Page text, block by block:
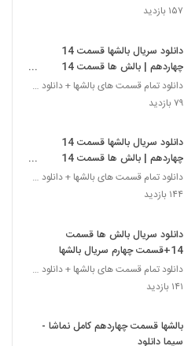
فارسی
۱۵۷ بازدید
دانلود سریال بالشها قسمت 14
چهاردهم | بالش ها قسمت 14
چهاردهم - سیما دانلود را بخاطر
بسپارید
دانلود تمام قسمت های بالشها + دانلود قسمت 14 چهارد
۷۹ بازدید
دانلود سریال بالشها قسمت 14
چهاردهم | بالش ها قسمت 14
چهاردهم - سیما دانلود - مرجع فیلم
ایرانی
دانلود تمام قسمت های بالشها + دانلود قسمت 14 چهارد
۱۴۴ بازدید
دانلود سریال بالش ها قسمت
14+قسمت چهارم سریال بالشها
دانلود تمام قسمت های بالشها + دانلود قسمت 14 چهارد
۱۴۱ بازدید
بالشها قسمت چهاردهم کامل نماشا -
سیما دانلود